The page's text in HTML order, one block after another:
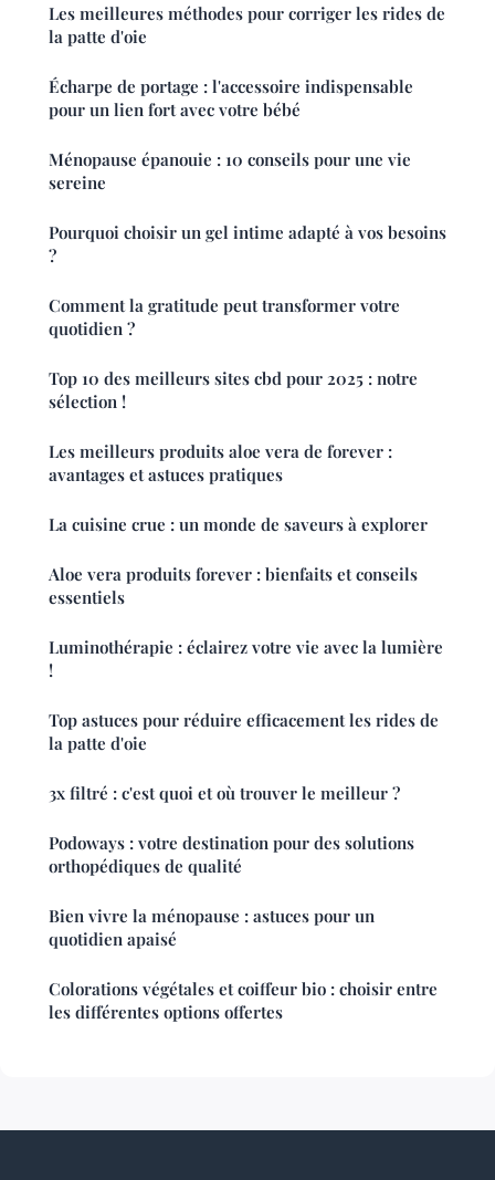
Les meilleures méthodes pour corriger les rides de
la patte d'oie
Écharpe de portage : l'accessoire indispensable
pour un lien fort avec votre bébé
Ménopause épanouie : 10 conseils pour une vie
sereine
Pourquoi choisir un gel intime adapté à vos besoins
?
Comment la gratitude peut transformer votre
quotidien ?
Top 10 des meilleurs sites cbd pour 2025 : notre
sélection !
Les meilleurs produits aloe vera de forever :
avantages et astuces pratiques
La cuisine crue : un monde de saveurs à explorer
Aloe vera produits forever : bienfaits et conseils
essentiels
Luminothérapie : éclairez votre vie avec la lumière
!
Top astuces pour réduire efficacement les rides de
la patte d'oie
3x filtré : c'est quoi et où trouver le meilleur ?
Podoways : votre destination pour des solutions
orthopédiques de qualité
Bien vivre la ménopause : astuces pour un
quotidien apaisé
Colorations végétales et coiffeur bio : choisir entre
les différentes options offertes